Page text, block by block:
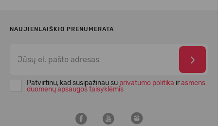
NAUJIENLAIŠKIO PRENUMERATA
Patvirtinu, kad susipažinau su privatumo politika irasmens
duomenų apsaugos taisyklėmis